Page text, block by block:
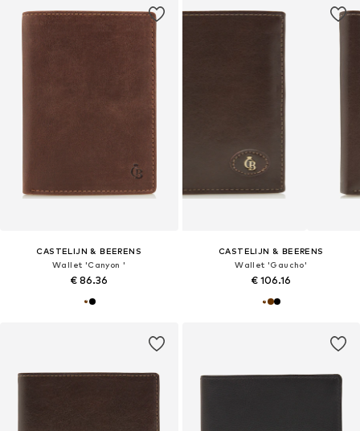
CASTELIJN & BEERENS
Wallet 'Canyon '
€ 86.36
CASTELIJN & BEERENS
Wallet 'Gaucho'
€ 106.16